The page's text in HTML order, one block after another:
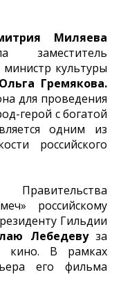
Миляева
заместитель
министр культуры
Ольга Гремякова.
для проведения
герой с богатой
одним из
российского
Правительства
российскому
Гильдии
Лебедевуза
кино. В рамках
его фильма